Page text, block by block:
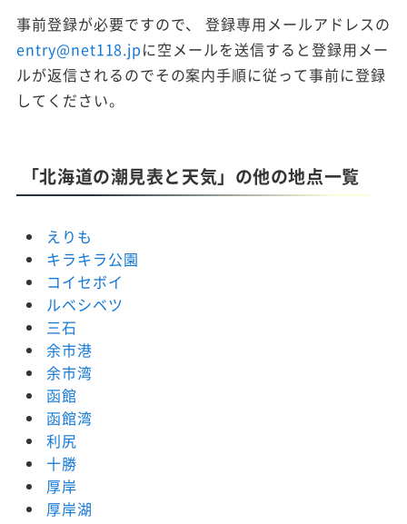
事前登録が必要ですので、 登録専用メールアドレスの
entry@net118.jpに空メールを送信すると登録用メー
ルが返信されるのでその案内手順に従って事前に登録
してください。
「北海道の潮見表と天気」の他の地点一覧
えりも
キラキラ公園
コイセボイ
ルベシベツ
三石
余市港
余市湾
函館
函館湾
利尻
十勝
厚岸
厚岸湖